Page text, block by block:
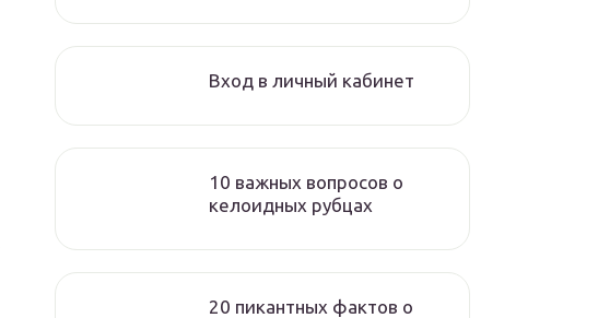
Вход в личный кабинет
10 важных вопросов о
келоидных рубцах
20 пикантных фактов о